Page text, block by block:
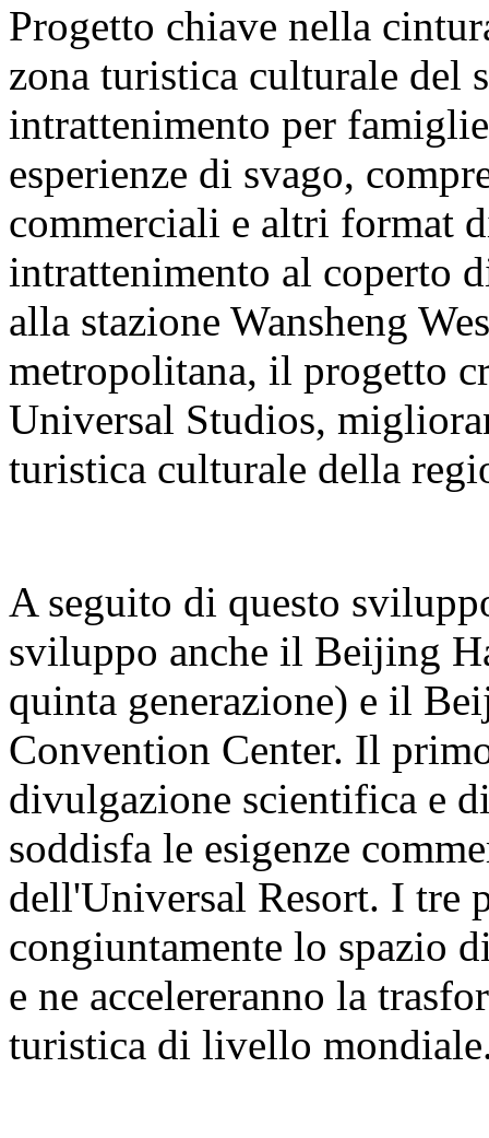
Progetto chiave nella
zona turistica culturale del
intrattenimento per
esperienze di svago,
commerciali e altri format
intrattenimento al coperto
alla stazione Wansheng
metropolitana, il progetto
Universal Studios,
turistica culturale della
A seguito di questo
sviluppo anche il Beijing
quinta generazione) e il
Convention Center. Il
divulgazione scientifica e
soddisfa le esigenze
dell'Universal Resort. I tre
congiuntamente lo spazio
e ne accelereranno la
turistica di livello